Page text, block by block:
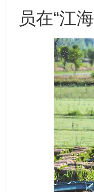
员在“江